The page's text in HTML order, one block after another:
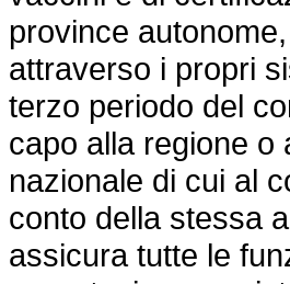
province
attraverso i propri
terzo periodo del
capo alla regione o
nazionale di cui al
conto della stessa
assicura tutte le